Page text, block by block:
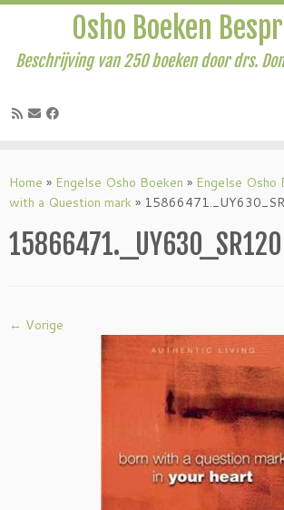
naar
inhoud
Osho Boeken
Beschrijving van 250 boeken door drs.
Home » Engelse Osho Boeken » Engelse Osho
with a Question mark »
← Vorige